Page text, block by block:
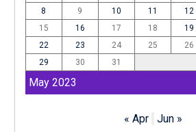
May 2023
8
9 10 11 12
15
16 17 18 19
22
23 24 25 26
29
30 31
« Apr Jun »